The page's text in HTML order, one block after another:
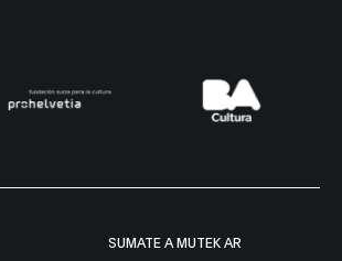
SUMATE A MUTEK AR